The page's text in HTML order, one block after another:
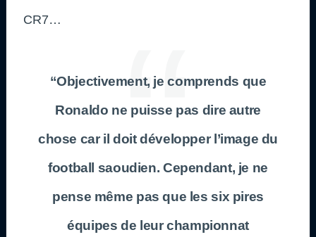
CR7…
“Objectivement, je comprends que
Ronaldo ne puisse pas dire autre
chose car il doit développer l’image du
football saoudien. Cependant, je ne
pense même pas que les six pires
équipes de leur championnat